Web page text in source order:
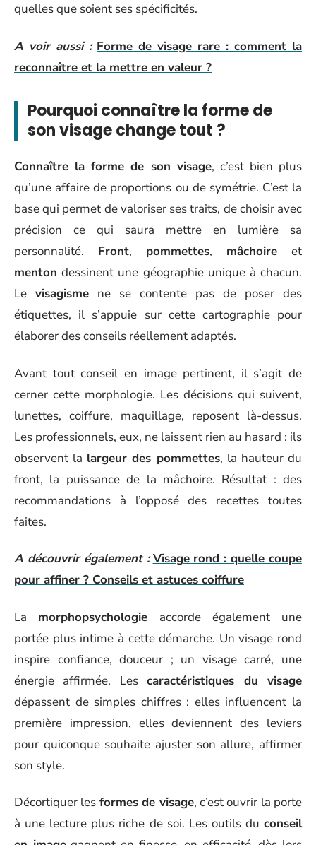
quelles que soient ses spécificités.
A voir aussi : Forme de visage rare : comment la
reconnaître et la mettre en valeur ?
Pourquoi connaître la forme de
son visage change tout ?
Connaître la forme de son visage, c’est bien plus
qu’une affaire de proportions ou de symétrie. C’est la
base qui permet de valoriser ses traits, de choisir avec
précision ce qui saura mettre en lumière sa
personnalité. Front, pommettes, mâchoire et
menton dessinent une géographie unique à chacun.
Le visagisme ne se contente pas de poser des
étiquettes, il s’appuie sur cette cartographie pour
élaborer des conseils réellement adaptés.
Avant tout conseil en image pertinent, il s’agit de
cerner cette morphologie. Les décisions qui suivent,
lunettes, coiffure, maquillage, reposent là-dessus.
Les professionnels, eux, ne laissent rien au hasard : ils
observent la largeur des pommettes, la hauteur du
front, la puissance de la mâchoire. Résultat : des
recommandations à l’opposé des recettes toutes
faites.
A découvrir également : Visage rond : quelle coupe
pour affiner ? Conseils et astuces coiffure
La morphopsychologie accorde également une
portée plus intime à cette démarche. Un visage rond
inspire confiance, douceur ; un visage carré, une
énergie affirmée. Lescaractéristiques du visage
dépassent de simples chiffres : elles influencent la
première impression, elles deviennent des leviers
pour quiconque souhaite ajuster son allure, affirmer
son style.
Décortiquer les formes de visage, c’est ouvrir la porte
à une lecture plus riche de soi. Les outils du conseil